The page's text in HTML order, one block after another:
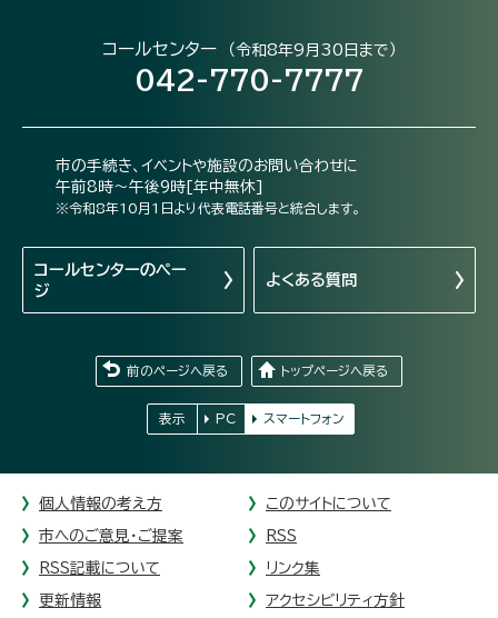
コールセンター （令和8年9月30日まで）
042-770-7777
市の手続き、イベントや施設のお問い合わせに
午前8時～午後9時[年中無休]
※令和8年10月1日より代表電話番号と統合します。
コールセンターのペー
ジ
よくある質問
前のページへ戻る トップページへ戻る
表示 PC スマートフォン
個人情報の考え方 このサイトについて
市へのご意見・ご提案 RSS
RSS記載について リンク集
更新情報 アクセシビリティ方針